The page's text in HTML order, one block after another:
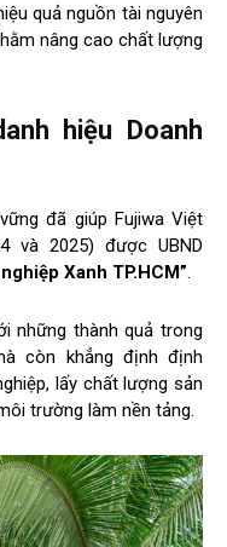
quả nguồn tài nguyên
nâng cao chất lượng
hiệu Doanh
đã giúp Fujiwa Việt
và 2025) được UBND
Xanh TP.HCM”
những thành quả trong
còn khẳng định định
lấy chất lượng sản
trường làm nền tảng.